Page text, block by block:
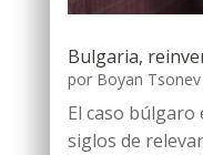
Bulgaria,
por Boyan Tsonev
El caso
siglos de